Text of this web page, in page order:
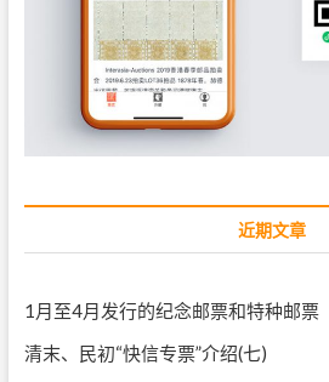
近期文章
1月至4月发行的纪念邮票和特种邮票
清末、民初“快信专票”介绍(七)